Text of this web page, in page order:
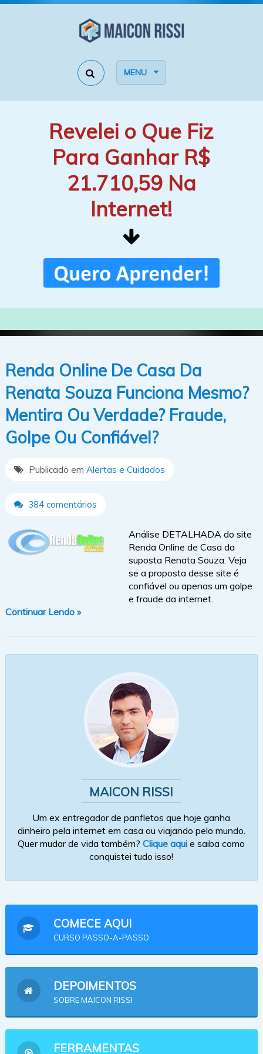
MENU
Revelei o Que Fiz
Para Ganhar R$
21.710,59 Na
Internet!
Renda Online De Casa Da
Renata Souza Funciona Mesmo?
Mentira Ou Verdade? Fraude,
Golpe Ou Confiável?
Publicado em Alertas e Cuidados
384 comentários
Análise DETALHADA do site
Renda Online de Casa da
suposta Renata Souza. Veja
se a proposta desse site é
confiável ou apenas um golpe
e fraude da internet.
Continuar Lendo »
MAICON RISSI
Um ex entregador de panfletos que hoje ganha
dinheiro pela internet em casa ou viajando pelo mundo.
Quer mudar de vida também?Clique aqui e saiba como
conquistei tudo isso!
COMECE AQUI
CURSO PASSO-A-PASSO
DEPOIMENTOS
SOBRE MAICON RISSI
FERRAMENTAS